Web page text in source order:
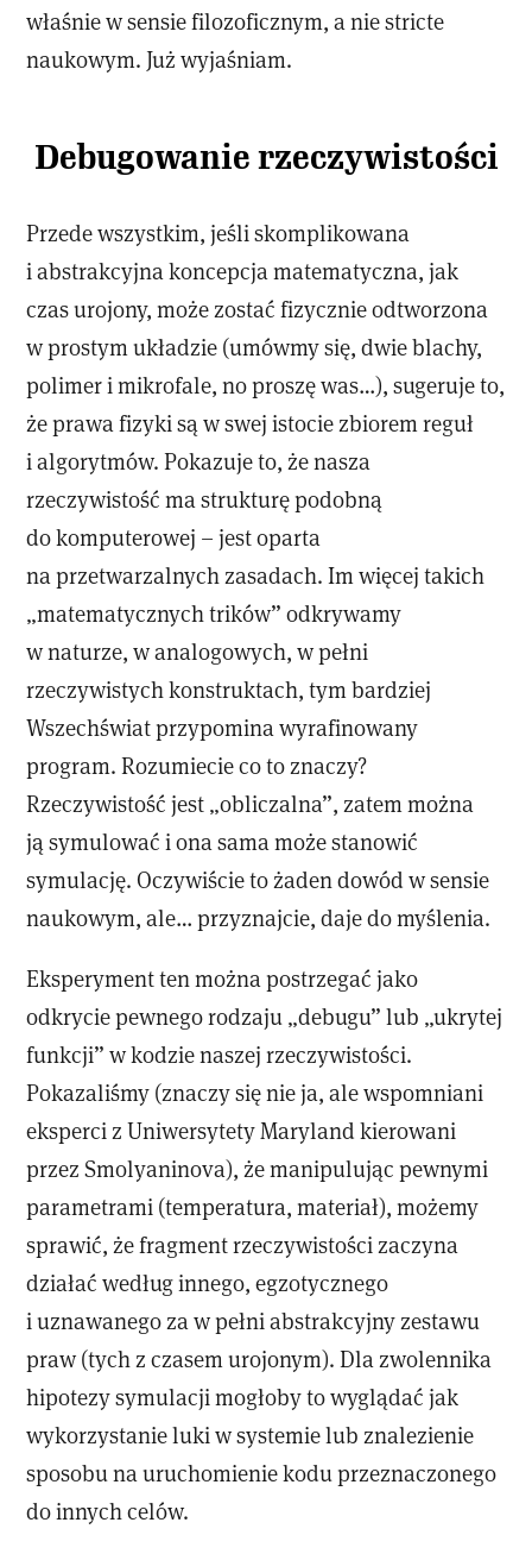
właśnie w sensie filozoficznym, a nie stricte
naukowym. Już wyjaśniam.
Debugowanie rzeczywistości
Przede wszystkim, jeśli skomplikowana
i abstrakcyjna koncepcja matematyczna, jak
czas urojony, może zostać fizycznie odtworzona
w prostym układzie (umówmy się, dwie blachy,
polimer i mikrofale, no proszę was…), sugeruje to,
że prawa fizyki są w swej istocie zbiorem reguł
i algorytmów. Pokazuje to, że nasza
rzeczywistość ma strukturę podobną
do komputerowej – jest oparta
na przetwarzalnych zasadach. Im więcej takich
„matematycznych trików” odkrywamy
w naturze, w analogowych, w pełni
rzeczywistych konstruktach, tym bardziej
Wszechświat przypomina wyrafinowany
program. Rozumiecie co to znaczy?
Rzeczywistość jest „obliczalna”, zatem można
ją symulować i ona sama może stanowić
symulację. Oczywiście to żaden dowód w sensie
naukowym, ale… przyznajcie, daje do myślenia.
Eksperyment ten można postrzegać jako
odkrycie pewnego rodzaju „debugu” lub „ukrytej
funkcji” w kodzie naszej rzeczywistości.
Pokazaliśmy (znaczy się nie ja, ale wspomniani
eksperci z Uniwersytety Maryland kierowani
przez Smolyaninova), że manipulując pewnymi
parametrami (temperatura, materiał), możemy
sprawić, że fragment rzeczywistości zaczyna
działać według innego, egzotycznego
i uznawanego za w pełni abstrakcyjny zestawu
praw (tych z czasem urojonym). Dla zwolennika
hipotezy symulacji mogłoby to wyglądać jak
wykorzystanie luki w systemie lub znalezienie
sposobu na uruchomienie kodu przeznaczonego
do innych celów.